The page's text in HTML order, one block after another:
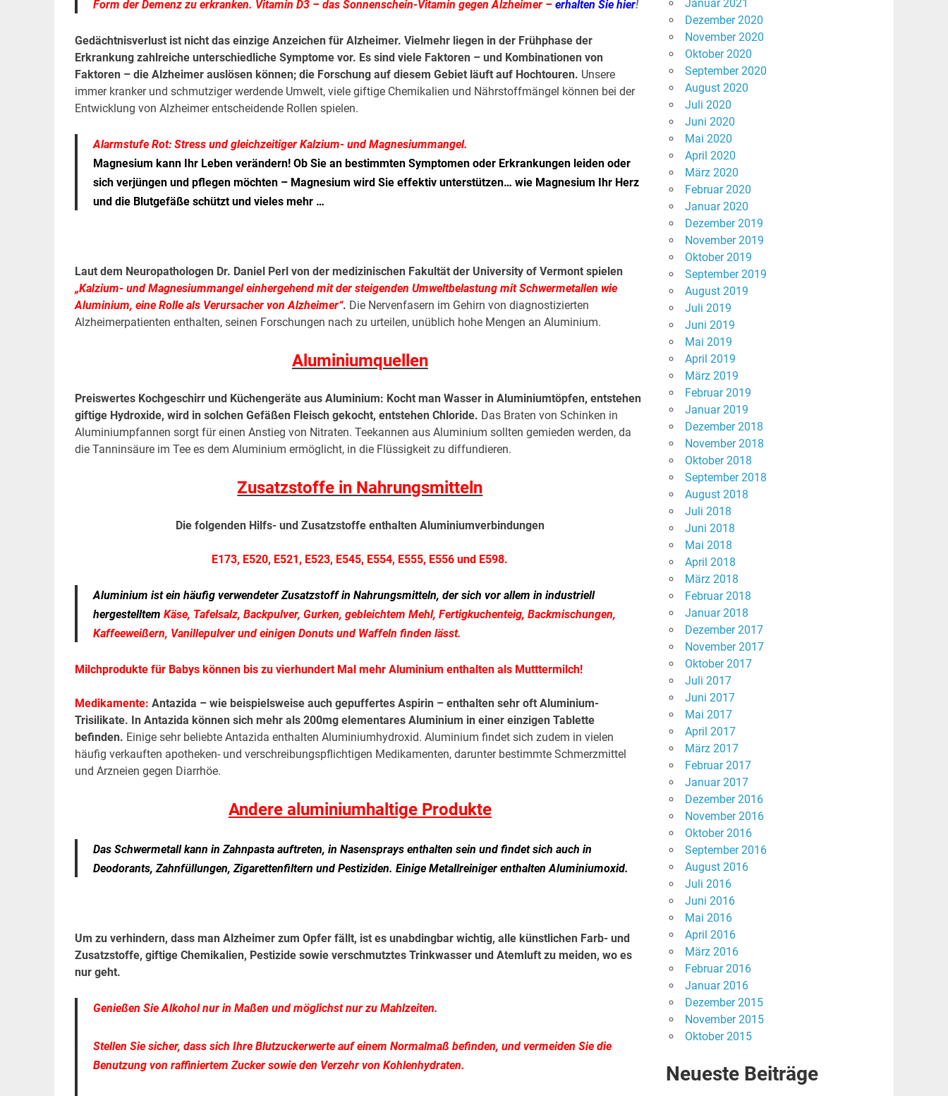
Form der Demenz zu erkranken. Vitamin D3 – das Sonnenschein-Vitamin gegen Alzheimer – erhalten Sie hier!
Gedächtnisverlust ist nicht das einzige Anzeichen für Alzheimer. Vielmehr liegen in der Frühphase der
Erkrankung zahlreiche unterschiedliche Symptome vor. Es sind viele Faktoren – und Kombinationen von
Faktoren – die Alzheimer auslösen können; die Forschung auf diesem Gebiet läuft auf Hochtouren. Unsere
immer kranker und schmutziger werdende Umwelt, viele giftige Chemikalien und Nährstoffmängel können bei der
Entwicklung von Alzheimer entscheidende Rollen spielen.
Alarmstufe Rot: Stress und gleichzeitiger Kalzium- und Magnesiummangel.
Magnesium kann Ihr Leben verändern! Ob Sie an bestimmten Symptomen oder Erkrankungen leiden oder
sich verjüngen und pflegen möchten – Magnesium wird Sie effektiv unterstützen… wie Magnesium Ihr Herz
und die Blutgefäße schütztund vieles mehr …
Laut dem Neuropathologen Dr. Daniel Perl von der medizinischen Fakultät der University of Vermont spielen
„Kalzium- und Magnesiummangel einhergehend mit der steigenden Umweltbelastung mit Schwermetallen wie
Aluminium, eine Rolle als Verursacher von Alzheimer“. Die Nervenfasern im Gehirn von diagnostizierten
Alzheimerpatienten enthalten, seinen Forschungen nach zu urteilen, unüblich hohe Mengen an Aluminium.
Aluminiumquellen
Preiswertes Kochgeschirr und Küchengeräte aus Aluminium: Kocht man Wasser in Aluminiumtöpfen, entstehen
giftige Hydroxide, wird in solchen Gefäßen Fleisch gekocht, entstehen Chloride. Das Braten von Schinken in
Aluminiumpfannen sorgt für einen Anstieg von Nitraten. Teekannen aus Aluminium sollten gemieden werden, da
die Tanninsäure im Tee es dem Aluminium ermöglicht, in die Flüssigkeit zu diffundieren.
Zusatzstoffe in Nahrungsmitteln
Die folgenden Hilfs- und Zusatzstoffe enthalten Aluminiumverbindungen
E173, E520, E521, E523, E545, E554, E555, E556 und E598.
Aluminium ist ein häufig verwendeter Zusatzstoff in Nahrungsmitteln, der sich vor allem in industriell
hergestelltem Käse, Tafelsalz, Backpulver, Gurken, gebleichtem Mehl, Fertigkuchenteig, Backmischungen,
Kaffeeweißern, Vanillepulver und einigen Donuts und Waffeln finden lässt.
Milchprodukte für Babys können bis zu vierhundert Mal mehr Aluminium enthalten als Mutttermilch!
Medikamente: Antazida – wie beispielsweise auch gepuffertes Aspirin – enthalten sehr oft Aluminium-
Trisilikate. In Antazida können sich mehr als 200mg elementares Aluminium in einer einzigen Tablette
befinden. Einige sehr beliebte Antazida enthalten Aluminiumhydroxid. Aluminium findet sich zudem in vielen
häufig verkauften apotheken- und verschreibungspflichtigen Medikamenten, darunter bestimmte Schmerzmittel
und Arzneien gegen Diarrhöe.
Andere aluminiumhaltige Produkte
Das Schwermetall kann in Zahnpasta auftreten, in Nasensprays enthalten sein und findet sich auch in
Deodorants, Zahnfüllungen, Zigarettenfiltern und Pestiziden. Einige Metallreiniger enthalten Aluminiumoxid.
Um zu verhindern, dass man Alzheimer zum Opfer fällt, ist es unabdingbar wichtig, alle künstlichen Farb- und
Zusatzstoffe, giftige Chemikalien, Pestizide sowie verschmutztes Trinkwasser und Atemluft zu meiden, wo es
nur geht.
Genießen Sie Alkohol nur in Maßen und möglichst nur zu Mahlzeiten.
Stellen Sie sicher, dass sich Ihre Blutzuckerwerte auf einem Normalmaß befinden, und vermeiden Sie die
Benutzung von raffiniertem Zucker sowie den Verzehr von Kohlenhydraten.
Januar 2021
Dezember 2020
November 2020
Oktober 2020
September 2020
August 2020
Juli 2020
Juni 2020
Mai 2020
April 2020
März 2020
Februar 2020
Januar 2020
Dezember 2019
November 2019
Oktober 2019
September 2019
August 2019
Juli 2019
Juni 2019
Mai 2019
April 2019
März 2019
Februar 2019
Januar 2019
Dezember 2018
November 2018
Oktober 2018
September 2018
August 2018
Juli 2018
Juni 2018
Mai 2018
April 2018
März 2018
Februar 2018
Januar 2018
Dezember 2017
November 2017
Oktober 2017
Juli 2017
Juni 2017
Mai 2017
April 2017
März 2017
Februar 2017
Januar 2017
Dezember 2016
November 2016
Oktober 2016
September 2016
August 2016
Juli 2016
Juni 2016
Mai 2016
April 2016
März 2016
Februar 2016
Januar 2016
Dezember 2015
November 2015
Oktober 2015
Neueste Beiträge